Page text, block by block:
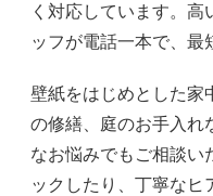
く対応しています。高
ッフが電話一本で、最
壁紙をはじめとした家
の修繕、庭のお手入れ
なお悩みでもご相談い
ックしたり、丁寧なヒ